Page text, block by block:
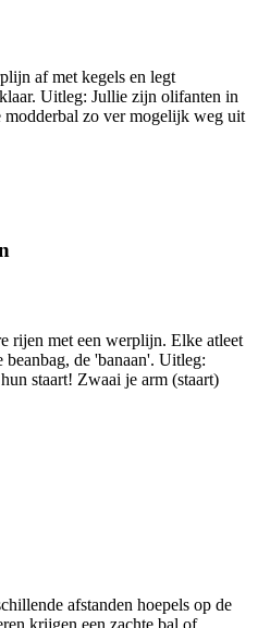
af met kegels en legt
Uitleg: Jullie zijn olifanten in
modderbal zo ver mogelijk weg uit
rijen met een werplijn. Elke atleet
de 'banaan'. Uitleg:
staart! Zwaai je arm (staart)
afstanden hoepels op de
krijgen een zachte bal of